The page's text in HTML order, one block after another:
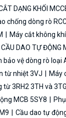
DẠNG KHỐI
chống dòng rò
Máy cắt không
CẦU DAO TỰ ĐỘNG
bảo vệ dòng rò loại
từ nhiệt 3VJ
Máy
từ 3RH2 3TH và 3TG
MCB 5SY8
Cầu dao tự